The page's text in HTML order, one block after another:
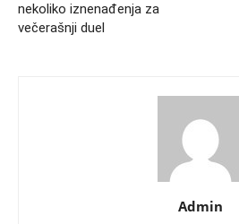
nekoliko iznenađenja za
večerašnji duel
Admin